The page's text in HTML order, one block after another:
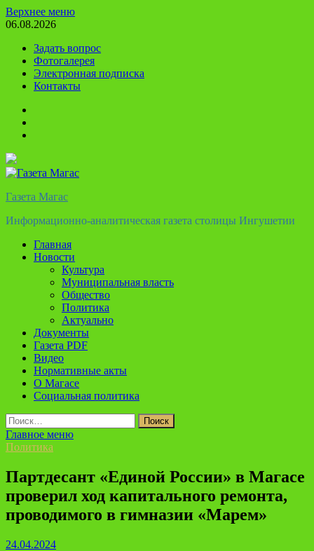
Перейти
к
Верхнее меню
06.08.2026
Задать вопрос
Фотогалерея
Электронная подписка
Контакты
Газета Магас
Информационно-аналитическая газета столицы Ингушетии
Главная
Новости
Культура
Муниципальная власть
Общество
Политика
Актуально
Документы
Газета PDF
Видео
Нормативные акты
О Магасе
Социальная политика
Найти:
Главное меню
Политика
Партдесант «Единой России» в Магасе
проверил ход капитального ремонта,
проводимого в гимназии «Марем»
24.04.2024